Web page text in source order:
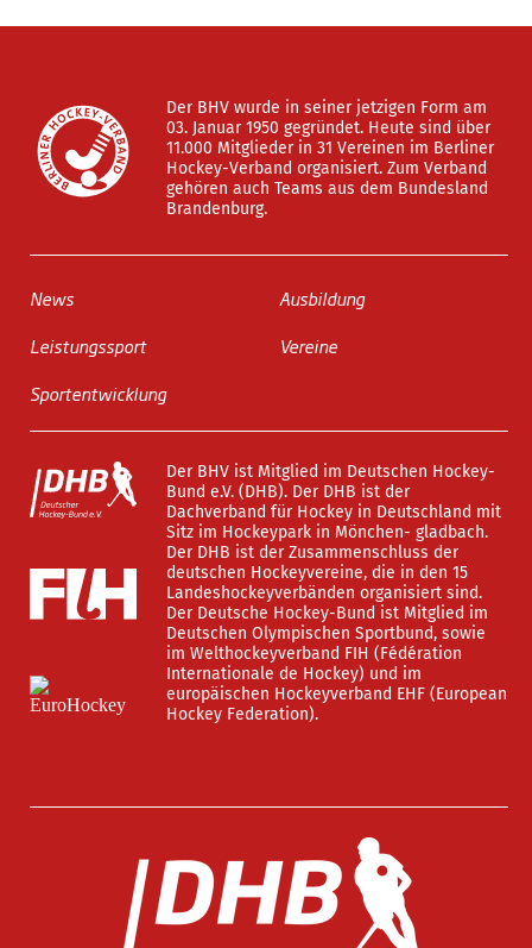
Der BHV wurde in seiner jetzigen Form am
03. Januar 1950 gegründet. Heute sind über
11.000 Mitglieder in 31 Vereinen im Berliner
Hockey-Verband organisiert. Zum Verband
gehören auch Teams aus dem Bundesland
Brandenburg.
News
Leistungssport
Sportentwicklung
Ausbildung
Vereine
Der BHV ist Mitglied im Deutschen Hockey-
Bund e.V. (DHB). Der DHB ist der
Dachverband für Hockey in Deutschland mit
Sitz im Hockeypark in Mönchen- gladbach.
Der DHB ist der Zusammenschluss der
deutschen Hockeyvereine, die in den 15
Landeshockeyverbänden organisiert sind.
Der Deutsche Hockey-Bund ist Mitglied im
Deutschen Olympischen Sportbund, sowie
im Welthockeyverband FIH (Fédération
Internationale de Hockey) und im
europäischen Hockeyverband EHF (European
Hockey Federation).